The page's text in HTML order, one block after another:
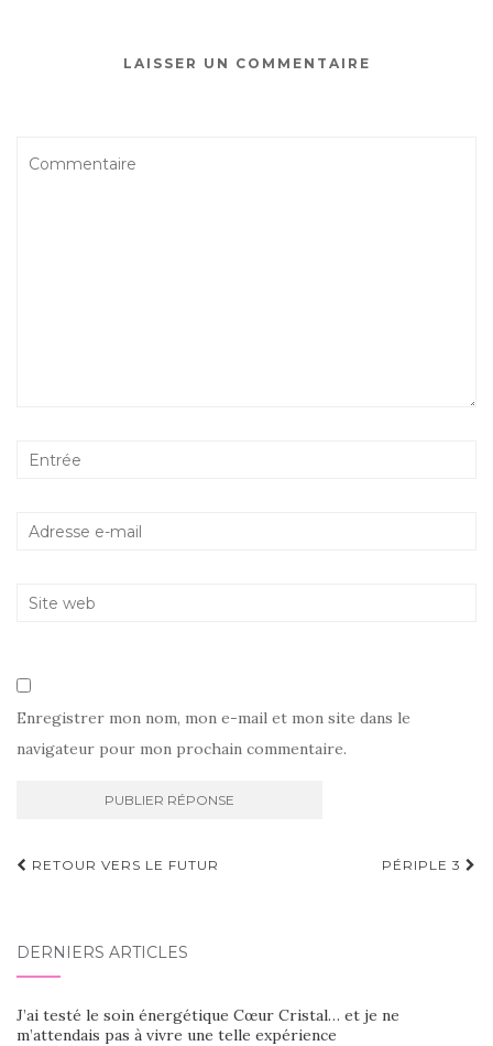
LAISSER UN COMMENTAIRE
Enregistrer mon nom, mon e-mail et mon site dans le
navigateur pour mon prochain commentaire.
Navigation
RETOUR VERS LE FUTUR PÉRIPLE 3
DERNIERS ARTICLES
J’ai testé le soin énergétique Cœur Cristal… et je ne
m’attendais pas à vivre une telle expérience